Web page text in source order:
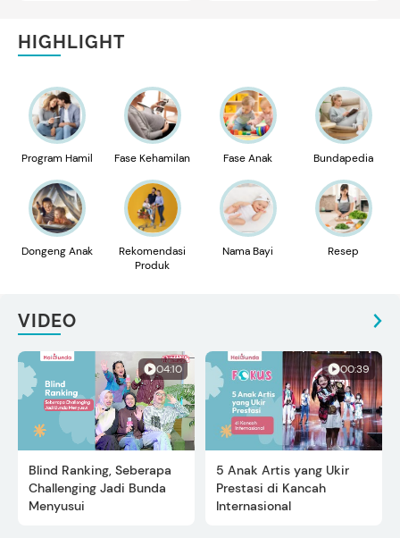
HIGHLIGHT
Program Hamil Fase Kehamilan Fase Anak Bundapedia
Dongeng Anak
Rekomendasi
Produk
Nama Bayi Resep
VIDEO
04:10
Blind Ranking, Seberapa
Challenging Jadi Bunda
Menyusui
00:39
5 Anak Artis yang Ukir
Prestasi di Kancah
Internasional